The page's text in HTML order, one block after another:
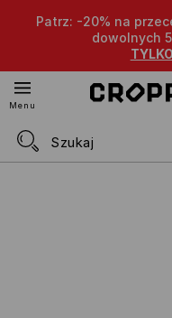
Patrz: -20% na
dowolnych
Menu